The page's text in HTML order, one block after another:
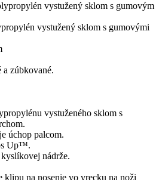
vystužený sklom s gumovým
vystužený sklom s gumovými
a zúbkované.
vystuženého sklom s
úchop palcom.
Up™.
nádrže.
klipu na nosenie vo vrecku na noži